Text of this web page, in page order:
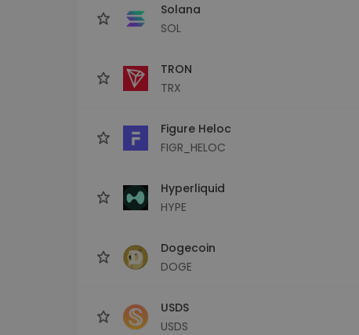
Solana
SOL
TRON
TRX
Figure Heloc
FIGR_HELOC
Hyperliquid
HYPE
Dogecoin
DOGE
USDS
USDS